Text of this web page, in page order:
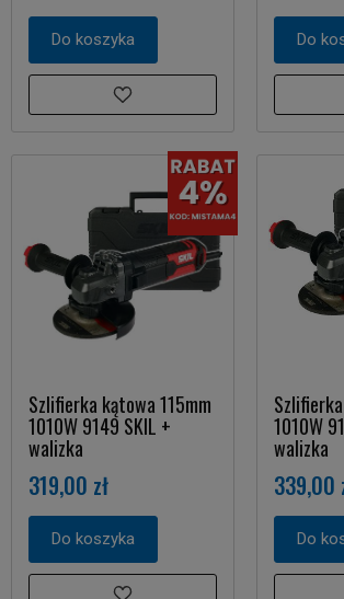
Do koszyka Do
Szlifierka kątowa 115mm
1010W 9149 SKIL +
walizka
319,00 zł
Do koszyka
1010W
walizka
339,00
Do